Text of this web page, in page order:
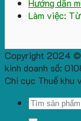
Làm việc:
Copyright 2024
kinh doanh số:
Chi cục Thuế khu
Search
for: